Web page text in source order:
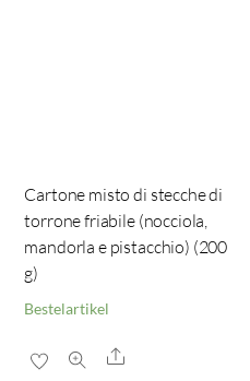
Cartone misto di stecche di
torrone friabile (nocciola,
mandorla e pistacchio) (200
g)
Bestelartikel
Share